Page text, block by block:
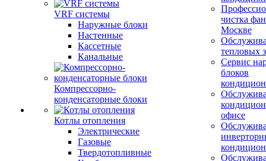
VRF системы
Наружные блоки
Настенные
Кассетные
Канальные
Компрессорно-
конденсаторные блоки
Котлы отопления
Электрические
Газовые
Твердотопливные
чистка
Москве
тепловых
Сервис
блоков
офисе